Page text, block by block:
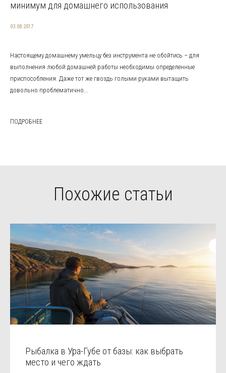
минимум для домашнего использования
03.08.2017
Настоящему домашнему умельцу без инструмента не обойтись – для
выполнения любой домашней работы необходимы определенные
приспособления. Даже тот же гвоздь голыми руками вытащить
довольно проблематично...
ПОДРОБНЕЕ
Похожие статьи
Рыбалка в Ура-Губе от базы: как выбрать
место и чего ждать